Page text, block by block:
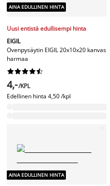
AINA EDULLINEN HINTA
Uusi entistä edullisempi hinta
EIGIL
Ovenpysäytin EIGIL 20x10x20 kanvas
harmaa






4,-/KPL
Edellinen hinta 4,50 /kpl
AINA EDULLINEN HINTA